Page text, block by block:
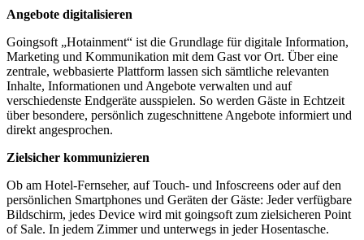
Angebote digitalisieren
Goingsoft „Hotainment“ ist die Grundlage für digitale Information,
Marketing und Kommunikation mit dem Gast vor Ort. Über eine
zentrale, webbasierte Plattform lassen sich sämtliche relevanten
Inhalte, Informationen und Angebote verwalten und auf
verschiedenste Endgeräte ausspielen. So werden Gäste in Echtzeit
über besondere, persönlich zugeschnittene Angebote informiert und
direkt angesprochen.
Zielsicher kommunizieren
Ob am Hotel-Fernseher, auf Touch- und Infoscreens oder auf den
persönlichen Smartphones und Geräten der Gäste: Jeder verfügbare
Bildschirm, jedes Device wird mit goingsoft zum zielsicheren Point
of Sale. In jedem Zimmer und unterwegs in jeder Hosentasche.